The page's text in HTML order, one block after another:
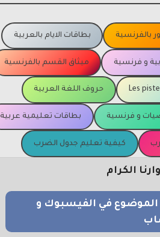
بالفرنسية بطاقات الايام بالعربية
و فرنسية ميثاق القسم بالفرنسية
Les حروف اللغة العربية
و فرنسية بطاقات تعليمية عربية
كيفية تعليم جدول الضرب
الكرام
الموضوع في الفيسبوك و